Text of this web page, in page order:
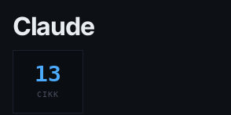
Claude
13
CIKK